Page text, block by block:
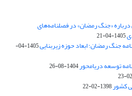
درباره «جنگ رمضان» در فصلنامه‌های
1405-04-21
جنگ رمضان؛ ابعاد حوزه زیربنایی
1405-04-
توسعه دریامحور1404-08-26
کشور1398-02-22